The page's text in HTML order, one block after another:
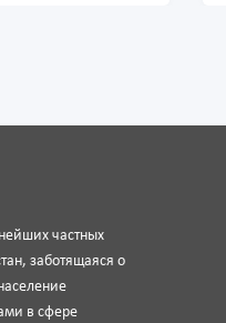
частных
заботящаяся о
в сфере